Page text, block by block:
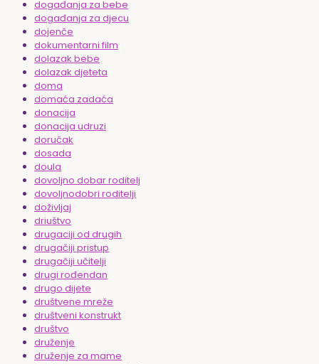
događanja za bebe
događanja za djecu
dojenče
dokumentarni film
dolazak bebe
dolazak djeteta
doma
domaća zadaća
donacija
donacija udruzi
doručak
dosada
doula
dovoljno dobar roditelj
dovoljnodobri roditelji
doživljaj
driuštvo
drugaciji od drugih
drugačiji pristup
drugačiji učitelji
drugi rođendan
drugo dijete
društvene mreže
društveni konstrukt
društvo
druženje
druženje za mame